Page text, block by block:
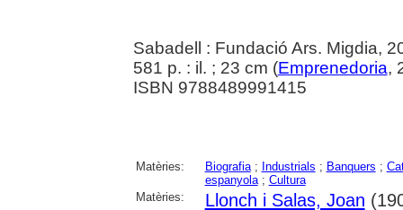
Sabadell : Fundació Ars. Migdia,
581 p. : il. ; 23 cm (Emprenedoria,
ISBN 9788489991415
Matèries: Biografia; Industrials ; Banquers ;
espanyola; Cultura
Matèries:
Llonch i Salas, Joan